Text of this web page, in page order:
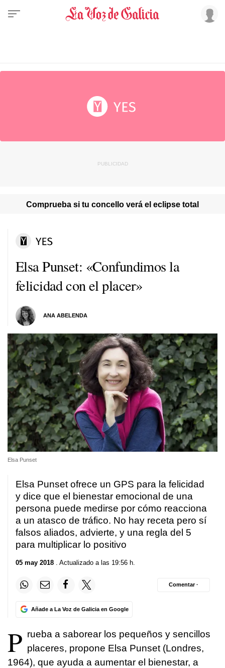
Comprueba si tu concello verá el eclipse total
Elsa Punset: «Confundimos la
felicidad con el placer»
ANA ABELENDA
Elsa Punset
Elsa Punset ofrece un GPS para la felicidad
y dice que el bienestar emocional de una
persona puede medirse por cómo reacciona
a un atasco de tráfico. No hay receta pero sí
falsos aliados, advierte, y una regla del 5
para multiplicar lo positivo
05 may 2018 . Actualizado a las 19:56 h.
Añade a La Voz de Galicia en Google
Comentar ·
P rueba a saborear los pequeños y sencillos
placeres, propone Elsa Punset (Londres,
1964), que ayuda a aumentar el bienestar, a